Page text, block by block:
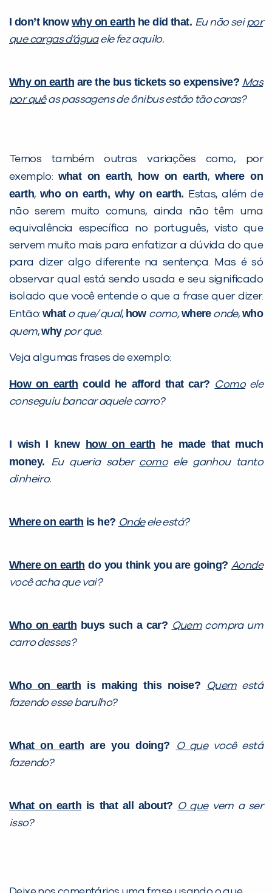
I don’t know why on earth he did that. Eu não seipor
que cargas d’águaele fez aquilo.
Why on earth are the bus tickets so expensive? Mas
por quêas passagens de ônibus estão tão caras?
Temos também outras variações como, por
exemplo: what on earth, how on earth, where on
earth, who on earth, why on earth.
Estas, além de
não serem muito comuns, ainda não têm uma
equivalência específica no português, visto que
servem muito mais para enfatizar a dúvida do que
para dizer algo diferente na sentença. Mas é só
observar qual está sendo usada e seu significado
isolado que você entende o que a frase quer dizer.
Então: what o que/ qual, how como, where onde, who
quem,why por que.
Veja algumas frases de exemplo:
How on earth could he afford that car? Comoele
conseguiu bancar aquele carro?
I wish I knew how on earth he made that much
money.
Eu queria saber comoele ganhou tanto
dinheiro.
Where on earth is he? Ondeele está?
Where on earth do you think you are going? Aonde
você acha que vai?
Who on earth buys such a car? Quemcompra um
carro desses?
Who on earth is making this noise? Quemestá
fazendo esse barulho?
What on earth are you doing? O quevocê está
fazendo?
What on earth is that all about? O quevem a ser
isso?